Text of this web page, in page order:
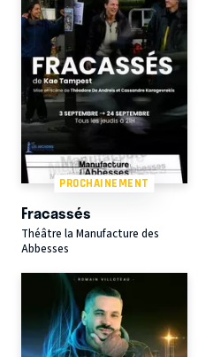
PROCHAINEMENT
Fracassés
Théâtre la Manufacture des
Abbesses